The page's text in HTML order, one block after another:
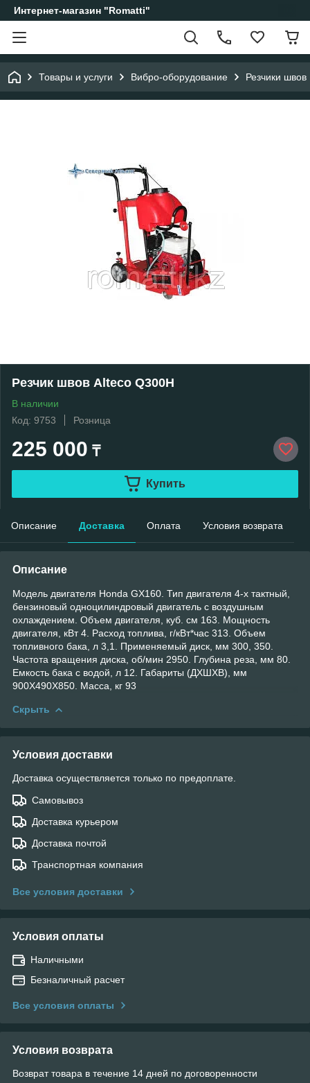
Интернет-магазин "Romatti"
Товары и услуги Вибро-оборудование Резчики швов
Резчик швов Alteco Q300H
В наличии
Код: 9753
Розница
225 000 ₸
Купить
Описание Доставка Оплата Условия возврата
Описание
Модель двигателя Honda GX160. Тип двигателя 4-х тактный,
бензиновый одноцилиндровый двигатель с воздушным
охлаждением. Объем двигателя, куб. см 163. Мощность
двигателя, кВт 4. Расход топлива, г/кВт*час 313. Объем
топливного бака, л 3,1. Применяемый диск, мм 300, 350.
Частота вращения диска, об/мин 2950. Глубина реза, мм 80.
Емкость бака с водой, л 12. Габариты (ДХШХВ), мм
900Х490Х850. Масса, кг 93
Скрыть
Условия доставки
Доставка осуществляется только по предоплате.
Самовывоз
Доставка курьером
Доставка почтой
Транспортная компания
Все условия доставки
Условия оплаты
Наличными
Безналичный расчет
Все условия оплаты
Условия возврата
Возврат товара в течение 14 дней по договоренности